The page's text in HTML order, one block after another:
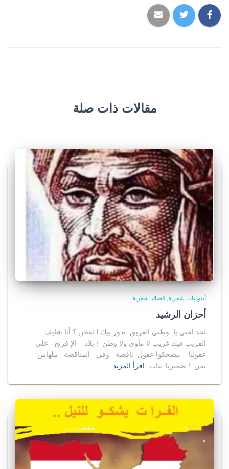
مقالات ذات صلة
أبنوديات شعرية قصائد شعرية
أحزان الرشيد
لحد امتى يا وطني العريق تدور بيك ا لمحن ؟ أنا شايف
القريب فيك غريب لا مأوى ولا وطن ! بلاد الإ فرنج على
عقولنا بيضحكوا عقول ناقصة وفي المناقصة ملهاش
تمن ! ضميرنا غاب
اقرأ المزيد…